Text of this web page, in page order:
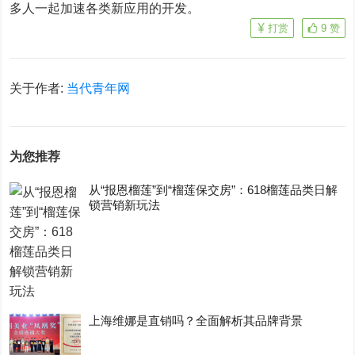
多人一起加速各类新应用的开发。
9 赞
打赏
关于作者: 当代青年网
为您推荐
从“报恩榴莲”到“榴莲保交房”：618榴莲品类日解
锁营销新玩法
上海维娜是直销吗？全面解析其品牌背景